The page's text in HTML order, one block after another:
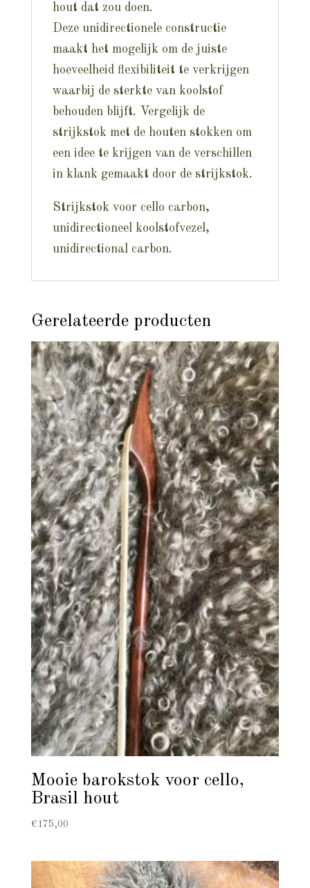
hout dat zou doen.
Deze unidirectionele constructie
maakt het mogelijk om de juiste
hoeveelheid flexibiliteit te verkrijgen
waarbij de sterkte van koolstof
behouden blijft. Vergelijk de
strijkstok met de houten stokken om
een idee te krijgen van de verschillen
in klank gemaakt door de strijkstok.
Strijkstok voor cello carbon,
unidirectioneel koolstofvezel,
unidirectional carbon.
Gerelateerde producten
Mooie barokstok voor cello,
Brasil hout
€ 175,00